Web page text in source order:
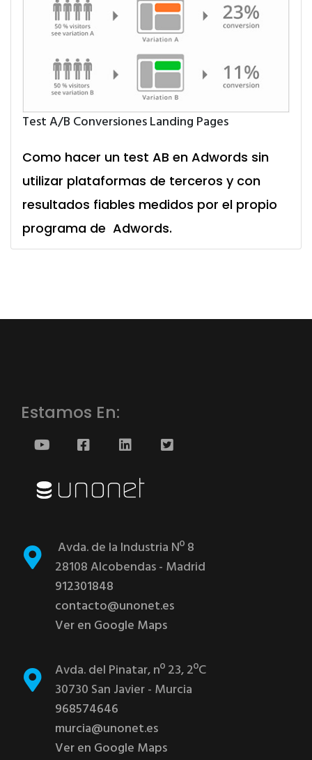
Test A/B Conversiones Landing Pages
Como hacer un test AB en Adwords sin
utilizar plataformas de terceros y con
resultados fiables medidos por el propio
programa de Adwords.
Estamos En:
YoutubeFacebooklinkedintwitter
Avda. de la Industria Nº 8
28108 Alcobendas - Madrid
912301848
contacto@unonet.es
Ver en Google Maps
Avda. del Pinatar, nº 23, 2ºC
30730 San Javier - Murcia
968574646
murcia@unonet.es
Ver en Google Maps